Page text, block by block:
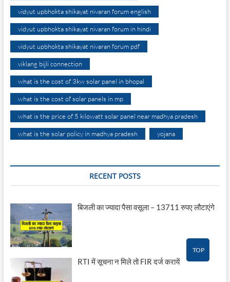
vidyut upbhokta shikayat nivaran forum english
vidyut upbhokta shikayat nivaran forum in hindi
vidyut upbhokta shikayat nivaran forum pdf
viklang bijli connection
what is the cost of 3kw solar panel in bhopal
what is the cost of solar panels in mp
what is the price of 5 kilowatt solar panel near madhya pradesh
what is the solar policy in madhya pradesh yojana
RECENT POSTS
बिजली का ज्यादा पैसा वसूला – 13711 रुपए लौटाएंगे
RTI में सूचना न मिले तो FIR दर्ज करायें
TOP